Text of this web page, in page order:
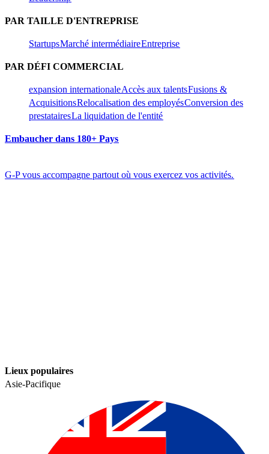
PAR TAILLE D'ENTREPRISE​​
Startups​​Marché intermédiaire​​Entreprise​​
PAR DÉFI COMMERCIAL​​
expansion internationale​​Accès aux talents​​Fusions &
Acquisitions​​Relocalisation des employés​​Conversion des
prestataires​​La liquidation de l'entité​​
Embaucher dans 180+ Pays​​
G-P vous accompagne partout où vous exercez vos activités.​​
Lieux populaires​​
Asie-Pacifique​​